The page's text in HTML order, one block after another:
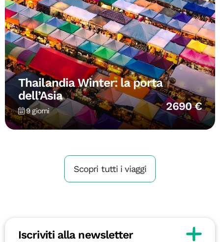
Thailandia Winter: la porta
dell’Asia
9 giorni 2690 €
Scopri tutti i viaggi
Iscriviti alla newsletter